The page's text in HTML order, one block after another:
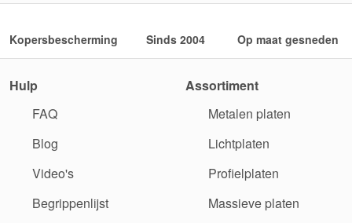
Kopersbescherming Sinds 2004 Op maat gesneden
Hulp
FAQ
Blog
Video's
Begrippenlijst
Assortiment
Metalen platen
Lichtplaten
Profielplaten
Massieve platen